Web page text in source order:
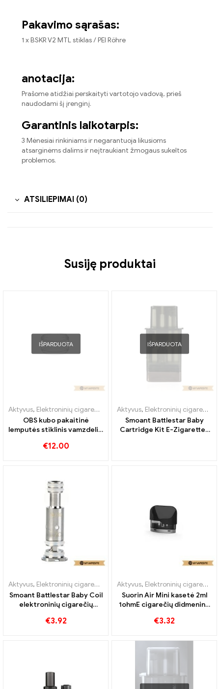
Pakavimo sąrašas:
1 x BSKR V2 MTL stiklas / PEI Röhre
anotacija:
Prašome atidžiai perskaityti vartotojo vadovą, prieš
naudodami šį įrenginį.
Garantinis laikotarpis:
3 Mėnesiai rinkiniams ir negarantuoja likusioms
atsarginėms dalims ir neįtraukiant žmogaus sukeltos
problemos.
ATSILIEPIMAI (0)
Susiję produktai
IŠPARDUOTA
Aktyvus, Elektroninių cigarečių priedai ,Garintuvas
OBS kubo pakaitinė
lemputės stiklinis vamzdelis,
elektroninių cigarečių
€12.00
IŠPARDUOTA
Aktyvus, Elektroninių cigarečių priedai
Smoant Battlestar Baby
Cartridge Kit E-Zigaretten
Aktyvus, Elektroninių cigarečių priedai ,Garintuvas
Smoant Battlestar Baby Coil
elektroninių cigarečių
Custom
€3.92
Aktyvus, Elektroninių cigarečių priedai
Suorin Air Mini kasetė 2ml
1ohmE cigarečių didmeninė
€3.32